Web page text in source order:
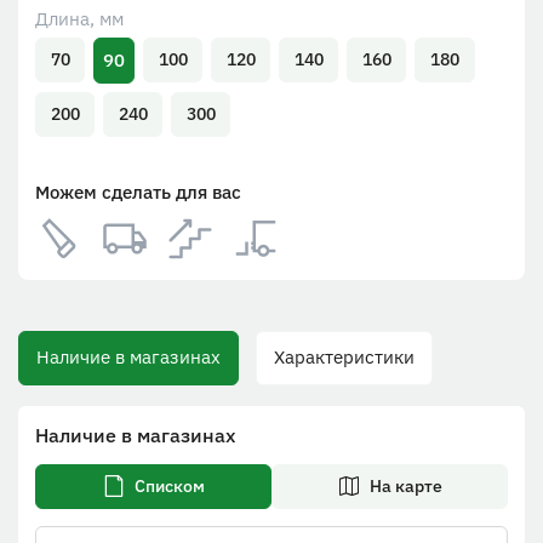
Длина, мм
70 90 100 120 140 160 180
200 240 300
Можем сделать для вас
Наличие в магазинах Характеристики
Наличие в магазинах
Списком На карте